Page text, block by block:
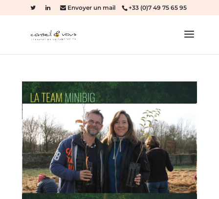
Envoyer un mail +33 (0)7 49 75 65 95